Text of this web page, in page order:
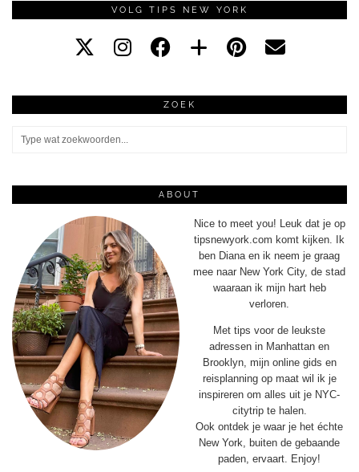
VOLG TIPS NEW YORK
ZOEK
ABOUT
Nice to meet you! Leuk dat je op
tipsnewyork.com komt kijken. Ik
ben Diana en ik neem je graag
mee naar New York City, de stad
waaraan ik mijn hart heb
verloren.
Met tips voor de leukste
adressen in Manhattan en
Brooklyn, mijn online gids en
reisplanning op maat wil ik je
inspireren om alles uit je NYC-
citytrip te halen.
Ook ontdek je waar je het échte
New York, buiten de gebaande
paden, ervaart. Enjoy!